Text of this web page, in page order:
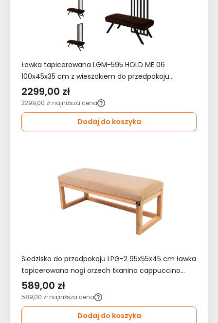
Ławka tapicerowana LGM-595 HOLD ME 06
100x45x35 cm z wieszakiem do przedpokoju
brązowa
2299,00 zł
2299,00 zł najniższa cena
Dodaj do koszyka
Siedzisko do przedpokoju LPG-2 95x55x45 cm ławka
tapicerowana nogi orzech tkanina cappuccino
beżowy
589,00 zł
589,00 zł najniższa cena
Dodaj do koszyka